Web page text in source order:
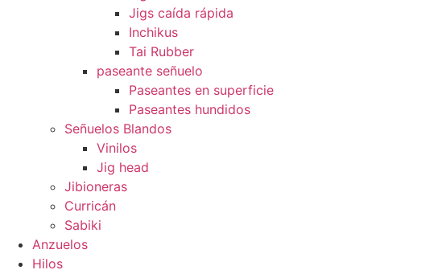
Jigs caída rápida
Inchikus
Tai Rubber
paseante señuelo
Paseantes en superficie
Paseantes hundidos
Señuelos Blandos
Vinilos
Jig head
Jibioneras
Curricán
Sabiki
Anzuelos
Hilos